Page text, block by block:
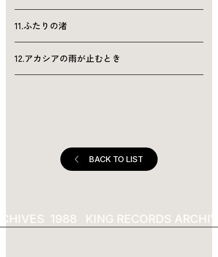
11.ふたりの渚
12.アカシアの雨が止むとき
BACK TO LIST
1988 KING RECORDS